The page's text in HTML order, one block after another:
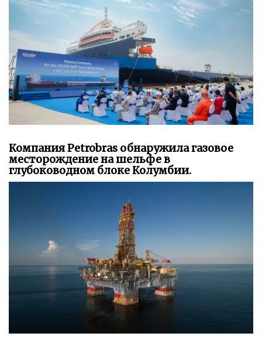
Компания Petrobras обнаружила газовое
месторождение на шельфе в
глубоководном блоке Колумбии.